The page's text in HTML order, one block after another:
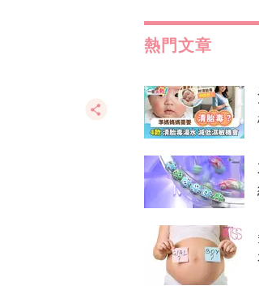
熱門文章